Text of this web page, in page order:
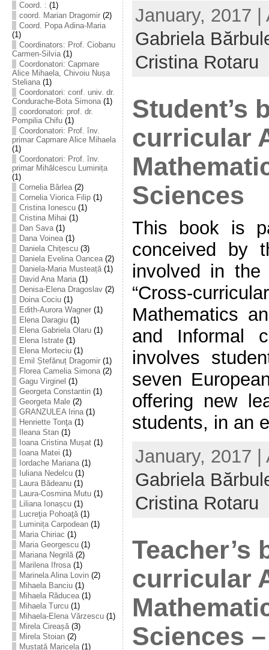
Coord. : (1)
coord. Marian Dragomir(2)
Coord. Popa Adina-Maria
(1)
Coordinators: Prof. Ciobanu
Carmen-Silvia(1)
Coordonatori: Capmare
Alice Mihaela, Chivoiu Nușa
Steliana(1)
Coordonatori: conf. univ. dr.
Condurache-Bota Simona(1)
coordonatori: prof. dr.
Pompilia Chifu(1)
Coordonatori: Prof. înv.
primar Capmare Alice Mihaela
(1)
Coordonatori: Prof. înv.
primar Mihălcescu Luminița
(1)
Cornelia Bârlea(2)
Cornelia Viorica Filip(1)
Cristina Ionescu(1)
Cristina Mihai (1)
Dan Sava(1)
Dana Voinea(1)
Daniela Chițescu(3)
Daniela Evelina Oancea(2)
Daniela-Maria Musteață(1)
David Ana Maria(1)
Denisa-Elena Dragoslav(2)
Doina Cociu(1)
Edith-Aurora Wagner(1)
Elena Daragiu(1)
Elena Gabriela Olaru(1)
Elena Istrate(1)
Elena Morteciu(1)
Emil Ștefănuț Dragomir(1)
Florea Camelia Simona(2)
Gagu Virginel (1)
Georgeta Constantin(1)
Georgeta Male(2)
GRANZULEA Irina(1)
Henriette Tonţa(1)
Ileana Stan(1)
Ioana Cristina Mușat(1)
Ioana Matei (1)
Iordache Mariana(1)
Iuliana Nedelcu(1)
Laura Bădeanu(1)
Laura-Cosmina Mutu(1)
Liliana Ionașcu(1)
Lucreţia Pohoaţă(1)
Luminița Carpodean(1)
Maria Chiriac (1)
Maria Georgescu(1)
Mariana Negrilă(2)
Marilena Ifrosa(1)
Marinela Alina Lovin(2)
Mihaela Banciu(1)
Mihaela Răducea(1)
Mihaela Turcu(1)
Mihaela-Elena Vărzescu(1)
Mirela Cireașă(3)
Mirela Stoian(2)
Mustață Maricela(1)
January, 2017
Gabriela
Cristina Rotaru
Student’s
curricular
Sciences
This book is
conceived by
involved in the
“Cross-
Mathematics
and Informal
involves
seven
offering new
students, in an
January, 2017
Gabriela
Cristina Rotaru
Teacher’s
curricular
Sciences